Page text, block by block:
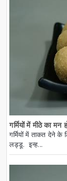
गर्मियों में मीठे का
गर्मियों में ताकत देने
लड्डू. इन्ह...